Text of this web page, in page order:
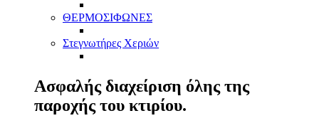
ΘΕΡΜΟΣΙΦΩΝΕΣ
Στεγνωτήρες Χεριών
Ασφαλής διαχείριση όλης της
παροχής του κτιρίου.